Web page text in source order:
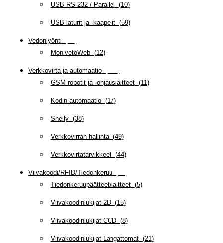
USB RS-232 / Parallel (10)
USB-laturit ja -kaapelit(59)
Vedonlyönti
MonivetoWeb(12)
Verkkovirta ja automaatio(
GSM-robotit ja -ohjauslaitteet(11 )
Kodin automaatio(17)
Shelly(38)
Verkkovirran hallinta(49)
Verkkovirtatarvikkeet(44)
Viivakoodi/RFID/Tiedonkeruu(
Tiedonkeruupäätteet/laitteet(5)
Viivakoodinlukijat 2D(15)
Viivakoodinlukijat CCD(8)
Viivakoodinlukijat Langattomat(21 )